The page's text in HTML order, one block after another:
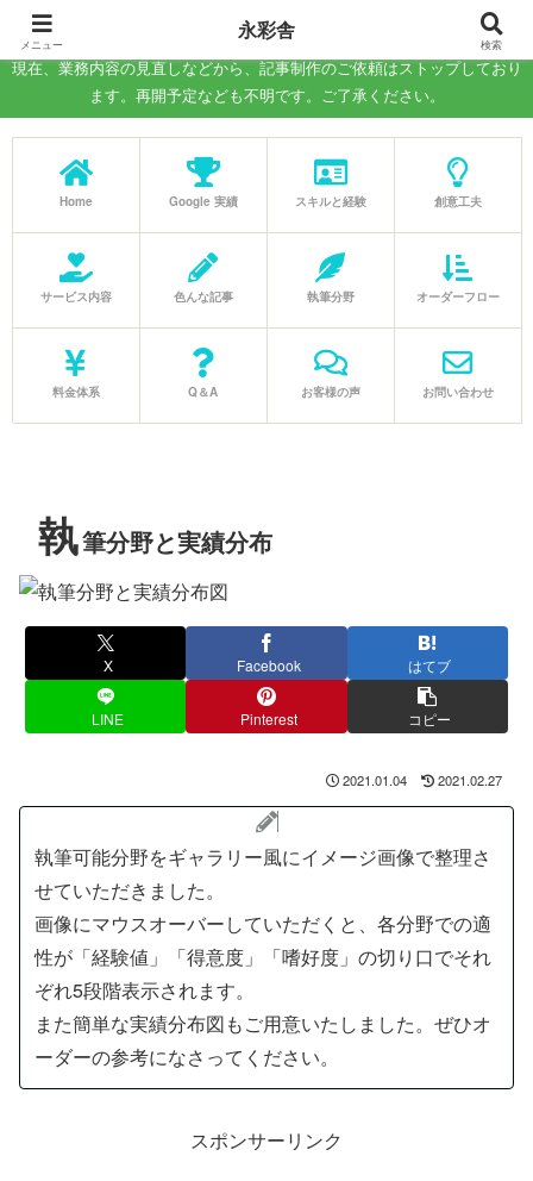
－WEB記事の執筆、コラム制作の代行－
現在、業務内容の見直しなどから、記事制作のご依頼はストップしており
ます。再開予定なども不明です。ご了承ください。
Home Google 実績 スキルと経験 創意工夫
サービス内容 色んな記事 執筆分野 オーダーフロー
料金体系 Q＆A お客様の声 お問い合わせ
執筆分野と実績分布
X Facebook はてブ
LINE Pinterest コピー
2021.01.04 2021.02.27
執筆可能分野をギャラリー風にイメージ画像で整理さ
せていただきました。
画像にマウスオーバーしていただくと、各分野での適
性が「経験値 」「得意度 」「嗜好度 」の切り口でそれ
ぞれ5段階表示されます。
また簡単な実績分布図もご用意いたしました。ぜひオ
ーダーの参考になさってください。
スポンサーリンク
メニュー
永彩舎
検索